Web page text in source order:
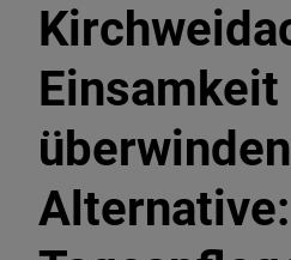
Einsamkeit
Alternative: